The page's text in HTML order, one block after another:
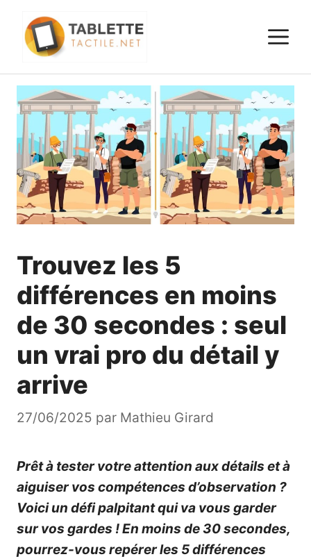
contenu
Trouvez les 5
différences en moins
de 30 secondes : seul
un vrai pro du détail y
arrive
27/06/2025 par Mathieu Girard
Prêt à tester votre attention aux détails et à
aiguiser vos compétences d’observation ?
Voici un défi palpitant qui va vous garder
sur vos gardes ! En moins de 30 secondes,
pourrez-vous repérer les 5 différences